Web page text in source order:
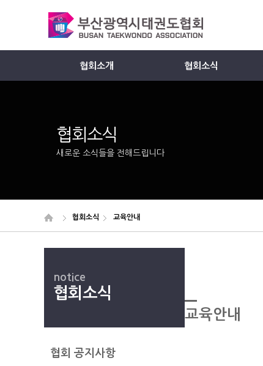
협회소개 협회소식
협회소식
새로운 소식들을 전해드립니다
협회소식 교육안내
notice
협회소식
협회 공지사항
교육안내